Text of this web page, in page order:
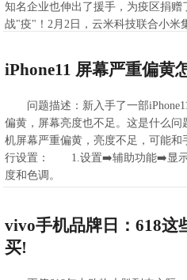
知名企业也伸出了援手，为疫区捐
战"疫"！2月2日，云米科技联合小米
iPhone11 屏幕严重偏黄
问题描述：新入手了一部
偏黄，屏幕亮度也不足。这是什么
机屏幕严重偏黄，亮度不足，可能
行设置： 1.设置➡️辅助功能➡️显示
度和色调。
vivo手机品牌日：618这
买!